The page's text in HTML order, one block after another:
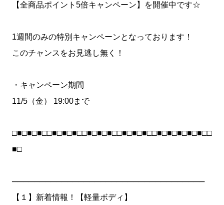
【全商品ポイント5倍キャンペーン】を開催中です☆
1週間のみの特別キャンペーンとなっております！
このチャンスをお見逃し無く！
・キャンペーン期間
11/5（金） 19:00まで
□■□■□■□□■□■□■□□■□■□■□□■□■□■□□■□■□■□■□■□□
■□
───────────────────────────────────
【１】新着情報！【軽量ボディ】